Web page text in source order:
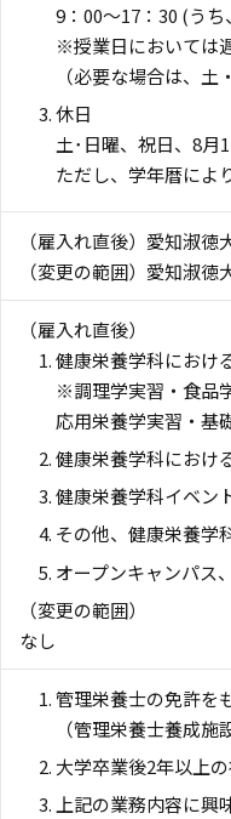
9：00～17：30 (う
※授業日においては
（必要な場合は、土
休日
土･日曜、祝日、8月
ただし、学年暦によ
（雇入れ直後）愛知淑
（変更の範囲）愛知淑
（雇入れ直後）
健康栄養学科におけ
※調理学実習・食品
応用栄養学実習・基
健康栄養学科におけ
健康栄養学科イベン
その他、健康栄養学
オープンキャンパス
（変更の範囲）
なし
管理栄養士の免許を
（管理栄養士養成施
大学卒業後2年以上
上記の業務内容に